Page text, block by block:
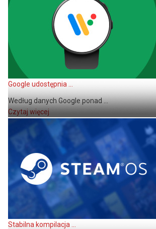
Google udostępnia ...
Według danych Google ponad ...
Czytaj więcej
Stabilna kompilacja ...